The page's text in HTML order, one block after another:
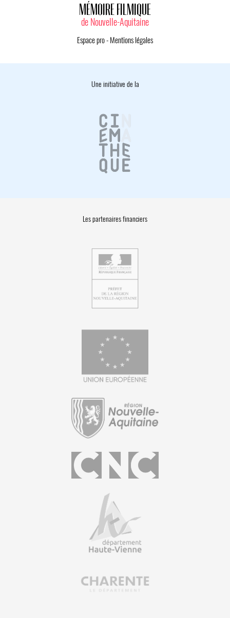
MÉMOIRE FILMIQUE
de Nouvelle-Aquitaine
Espace pro- Mentions légales
Une initiative de la
Les partenaires financiers